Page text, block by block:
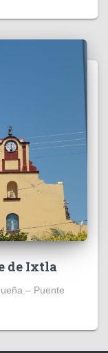
de Ixtla
– Puente